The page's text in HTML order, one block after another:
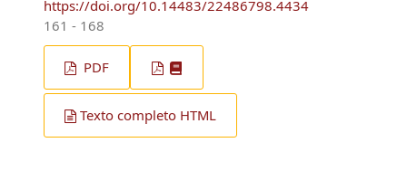
https://doi.org/10.14483/22486798.4434
161 - 168
PDF
Texto completo HTML